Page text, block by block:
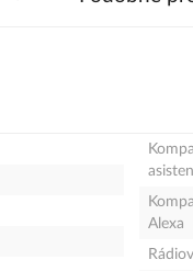
Alexa